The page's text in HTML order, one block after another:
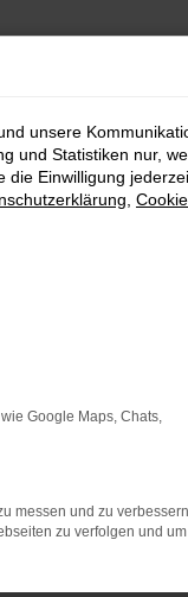
unsere
und Statistiken nur,
die Einwilligung
Google Maps, Chats,
messen und zu
zu verfolgen und